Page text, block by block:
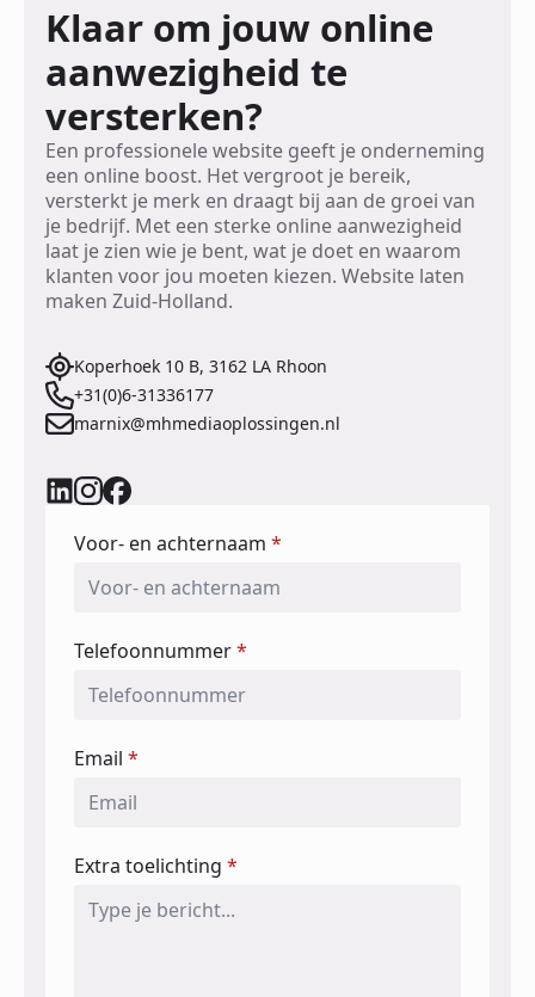
Klaar om jouw online
aanwezigheid te
versterken?
Een professionele website geeft je onderneming
een online boost. Het vergroot je bereik,
versterkt je merk en draagt bij aan de groei van
je bedrijf. Met een sterke online aanwezigheid
laat je zien wie je bent, wat je doet en waarom
klanten voor jou moeten kiezen. Website laten
maken Zuid-Holland.
Koperhoek 10 B, 3162 LA Rhoon
+31(0)6-31336177
marnix@mhmediaoplossingen.nl
Voor- en achternaam *
Telefoonnummer*
Email *
Extra toelichting *